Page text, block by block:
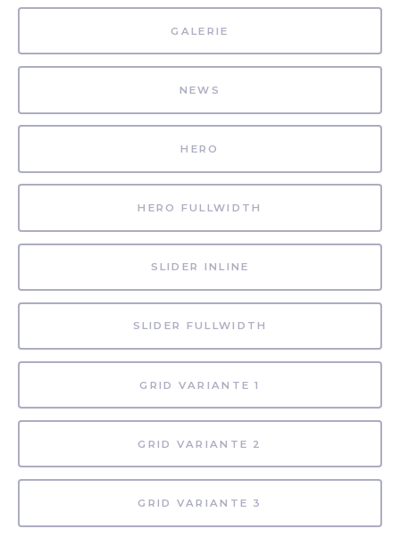
GALERIE
NEWS
HERO
HERO FULLWIDTH
SLIDER INLINE
SLIDER FULLWIDTH
GRID VARIANTE 1
GRID VARIANTE 2
GRID VARIANTE 3